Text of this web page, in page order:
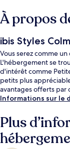
À propos
ibis Styles
Vous serez comme
L'hébergement se
d'intérêt comme
petits plus
avantages offerts par
Informations sur le
Plus